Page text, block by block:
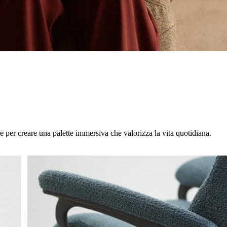
per creare una palette immersiva che valorizza la vita quotidiana.